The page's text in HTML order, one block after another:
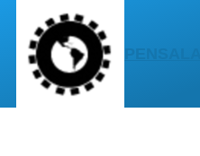
Pasar al contenido principal